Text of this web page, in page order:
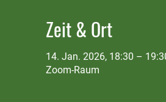
Zeit & Ort
14. Jan. 2026, 18:30 –
Zoom-Raum